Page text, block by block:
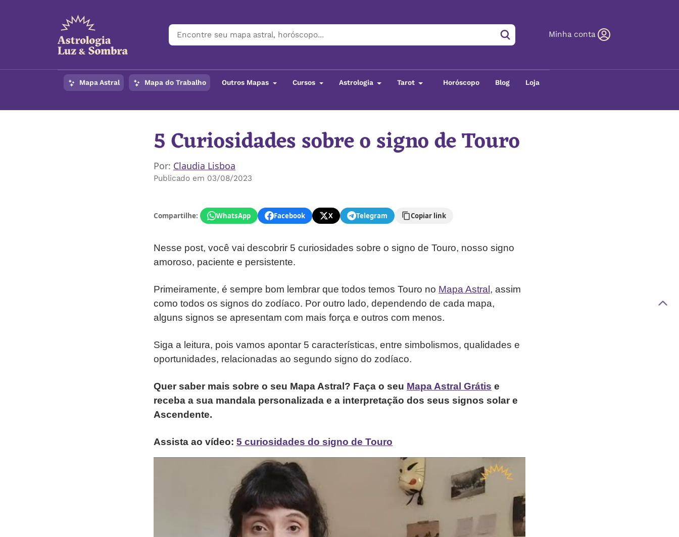
Minha conta
Mapa Astral Mapa do Trabalho Outros Mapas Cursos Astrologia Tarot Horóscopo Blog Loja
5 Curiosidades sobre o signo de Touro
Por: Claudia Lisboa
Publicado em 03/08/2023
Compartilhe: WhatsApp Facebook X Telegram Copiar link
Nesse post, você vai descobrir 5 curiosidades sobre o signo de Touro, nosso signo
amoroso, paciente e persistente.
Primeiramente, é sempre bom lembrar que todos temos Touro no Mapa Astral , assim
como todos os signos do zodíaco. Por outro lado, dependendo de cada mapa,
alguns signos se apresentam com mais força e outros com menos.
Siga a leitura, pois vamos apontar 5 características, entre simbolismos, qualidades e
oportunidades, relacionadas ao segundo signo do zodíaco.
Quer saber mais sobre o seu Mapa Astral? Faça o seu Mapa Astral Grátis e
receba a sua mandala personalizada e a interpretação dos seus signos solar e
Ascendente.
Assista ao vídeo: 5 curiosidades do signo de Touro